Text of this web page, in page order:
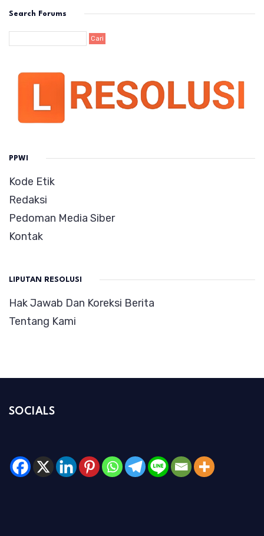
Search Forums
PPWI
Kode Etik
Redaksi
Pedoman Media Siber
Kontak
LIPUTAN RESOLUSI
Hak Jawab Dan Koreksi Berita
Tentang Kami
SOCIALS